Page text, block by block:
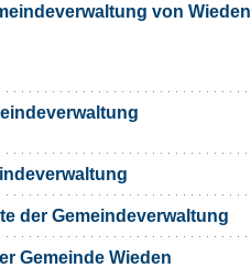
von Wieden
der Gemeindeverwaltung
Gemeinde Wieden